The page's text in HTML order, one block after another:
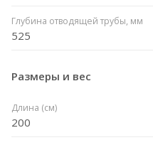
Глубина отводящей трубы, мм
525
Размеры и вес
Длина (см)
200